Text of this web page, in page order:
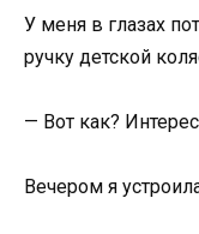
У меня в глазах
ручку детской
— Вот как?
Вечером я